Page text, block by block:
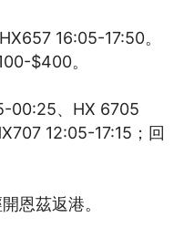
16:05-17:50。
$400。
00:25、HX 6705
12:05-17:15；回
恩茲返港。